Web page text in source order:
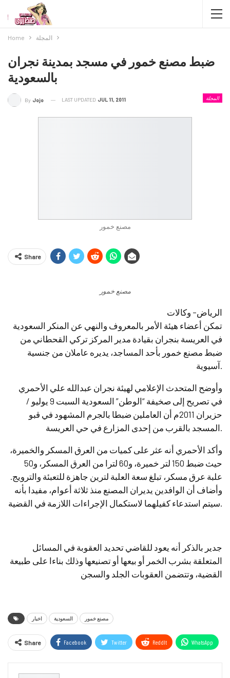
Home المجلة
ضبط مصنع خمور في مسجد بمدينة نجران
بالسعودية
المجلة By Jojo LAST UPDATED JUL 11, 2011
مصنع خمور
Share
مصنع خمور
الرياض– وكالات
تمكن أعضاء هيئة الأمر بالمعروف والنهي عن المنكر السعودية
في العريسة بنجران بقيادة مدير المركز تركي القحطاني من
ضبط مصنع خمور بأحد المساجد، يديره عاملان من جنسية
آسيوية.
وأوضح المتحدث الإعلامي لهيئة نجران عبدالله علي الأحمري
في تصريح إلى صخيفة “الوطن” السعودية السبت 9 يوليو /
حزيران 2011م أن العاملين ضبطا بالجرم المشهود في قبو
المسجد بالقرب من إحدى المزارع في حي العريسة.
وأكد الأحمري أنه عثر على كميات من العرق المسكر والخميرة،
حيث ضبط 150 لتر خميرة، و60 لترا من العرق المسكر، و50
علبة عرق مسكر، تبلغ سعة العلبة لترين جاهزة للتعبئة والترويج.
وأضاف أن الوافدين يديران المصنع منذ ثلاثة أعوام، مفيدا بأنه
سيتم استدعاء كفيلهما لاستكمال الإجراءات اللازمة في القضية.
جدير بالذكر أنه يعود للقاضي تحديد العقوبة في المسائل
المتعلقة بشرب الخمر أو بيعها أو تصنيعها وذلك بناءا على طبيعة
القضية، وتتضمن العقوبات الجلد والسجن
اخبار السعودية مصنع خمور
Share Facebook Twitter ReddIt WhatsApp